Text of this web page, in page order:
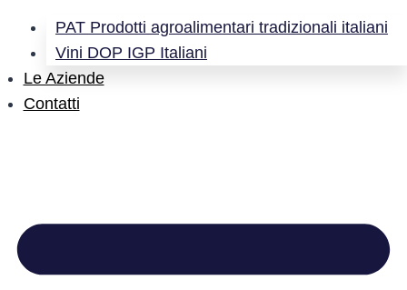
PAT Prodotti agroalimentari tradizionali italiani
Vini DOP IGP Italiani
Le Aziende
Contatti